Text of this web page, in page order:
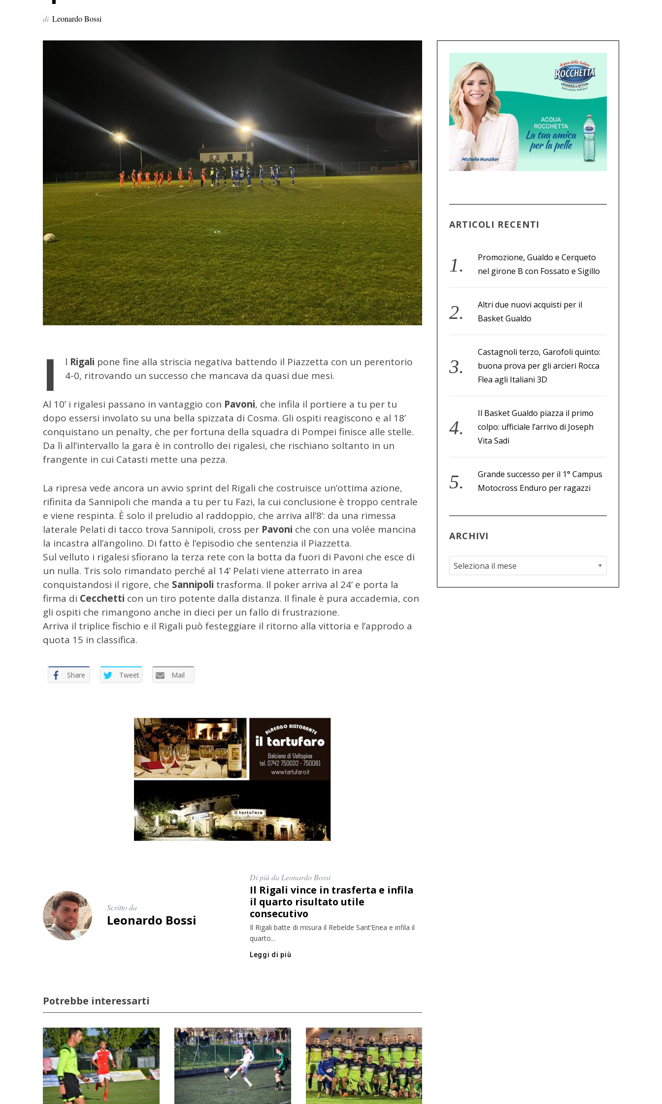
di Leonardo Bossi
I l Rigali pone fine alla striscia negativa battendo il Piazzetta con un perentorio
4-0, ritrovando un successo che mancava da quasi due mesi.
Al 10’ i rigalesi passano in vantaggio con Pavoni, che infila il portiere a tu per tu
dopo essersi involato su una bella spizzata di Cosma. Gli ospiti reagiscono e al 18’
conquistano un penalty, che per fortuna della squadra di Pompei finisce alle stelle.
Da lì all’intervallo la gara è in controllo dei rigalesi, che rischiano soltanto in un
frangente in cui Catasti mette una pezza.
La ripresa vede ancora un avvio sprint del Rigali che costruisce un’ottima azione,
rifinita da Sannipoli che manda a tu per tu Fazi, la cui conclusione è troppo centrale
e viene respinta. È solo il preludio al raddoppio, che arriva all’8’: da una rimessa
laterale Pelati di tacco trova Sannipoli, cross per Pavoni che con una volée mancina
la incastra all’angolino. Di fatto è l’episodio che sentenzia il Piazzetta.
Sul velluto i rigalesi sfiorano la terza rete con la botta da fuori di Pavoni che esce di
un nulla. Tris solo rimandato perché al 14’ Pelati viene atterrato in area
conquistandosi il rigore, che Sannipoli trasforma. Il poker arriva al 24’ e porta la
firma di Cecchetti con un tiro potente dalla distanza. Il finale è pura accademia, con
gli ospiti che rimangono anche in dieci per un fallo di frustrazione.
Arriva il triplice fischio e il Rigali può festeggiare il ritorno alla vittoria e l’approdo a
quota 15 in classifica.
Share Tweet Mail
Scritto da
Leonardo Bossi
Di più da Leonardo Bossi
Il Rigali vince in trasferta e infila
il quarto risultato utile
consecutivo
Il Rigali batte di misura il Rebelde Sant’Enea e infila il
quarto...
Leggi di più
Potrebbe interessarti
ARTICOLI RECENTI
Promozione, Gualdo e Cerqueto
nel girone B con Fossato e Sigillo
Altri due nuovi acquisti per il
Basket Gualdo
Castagnoli terzo, Garofoli quinto:
buona prova per gli arcieri Rocca
Flea agli Italiani 3D
Il Basket Gualdo piazza il primo
colpo: ufficiale l’arrivo di Joseph
Vita Sadi
Grande successo per il 1° Campus
Motocross Enduro per ragazzi
ARCHIVI
A
r
c
C
e
r
a
e
r